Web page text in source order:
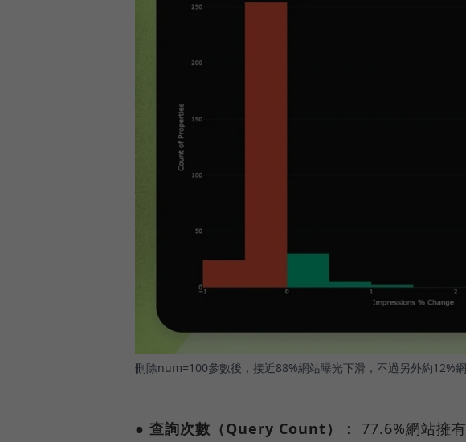
刪除num=100參數後，接近88%網站曝光下滑，不過另外約12%網
● 查詢次數（Query Count）： 77.6%網站擁